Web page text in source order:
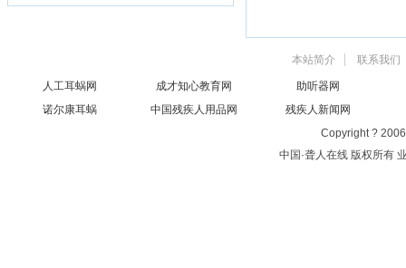
本站简介 联系我们
人工耳蜗网 成才知心教育网
助听器网
诺尔康耳蜗
中国残疾人用品网
残疾人新闻网
Copyright ?
中国·聋人在线 版权所有